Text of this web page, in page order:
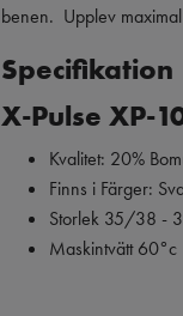
benen. Upplev
Specifikation
X-Pulse XP-
Kvalitet: 20%
Finns i Färger:
Storlek 35/38 -
Maskintvätt 60°c